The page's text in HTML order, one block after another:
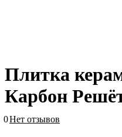
Плитка
Карбон
0Нет отзывов